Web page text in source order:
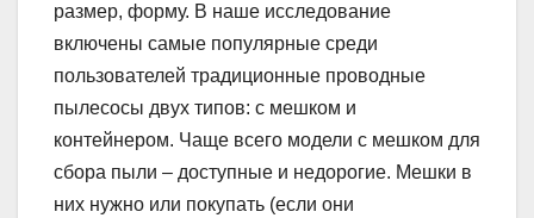
размер, форму. В наше исследование
включены самые популярные среди
пользователей традиционные проводные
пылесосы двух типов: с мешком и
контейнером. Чаще всего модели с мешком для
сбора пыли – доступные и недорогие. Мешки в
них нужно или покупать (если они